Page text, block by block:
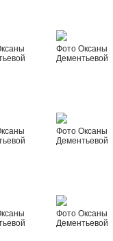
Фото Оксаны
Дементьевой
Фото Оксаны
Дементьевой
Фото Оксаны
Дементьевой